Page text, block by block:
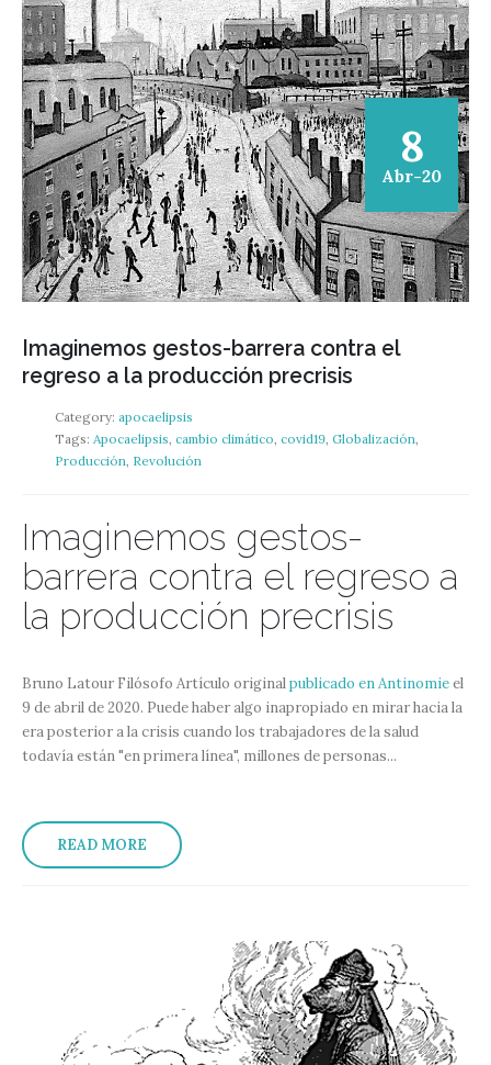
8
Abr-20
Imaginemos gestos-barrera contra el
regreso a la producción precrisis
Category: apocaelipsis
Tags: Apocaelipsis cambio climático covid19 Globalización
Producción Revolución
Imaginemos gestos-
barrera contra el regreso a
la producción precrisis
Bruno Latour Filósofo Artículo originalpublicado en Antinomieel
9 de abril de 2020. Puede haber algo inapropiado en mirar hacia la
era posterior a la crisis cuando los trabajadores de la salud
todavía están "en primera línea", millones de personas...
READ MORE